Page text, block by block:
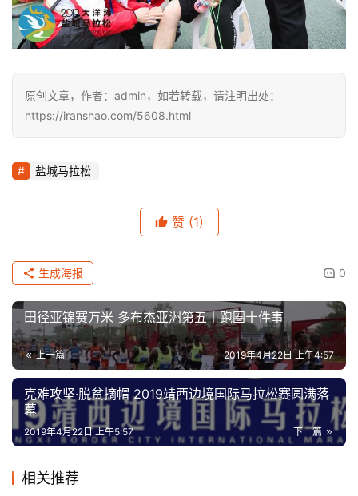
原创文章，作者：admin，如若转载，请注明出处：
https://iranshao.com/5608.html
盐城马拉松
赞 (1)
0
生成海报
田径亚锦赛万米 多布杰亚洲第五丨跑圈十件事
上一篇 2019年4月22日 上午4:57
克难攻坚·脱贫摘帽 2019靖西边境国际马拉松赛圆满落
幕
下一篇
2019年4月22日 上午5:57
相关推荐